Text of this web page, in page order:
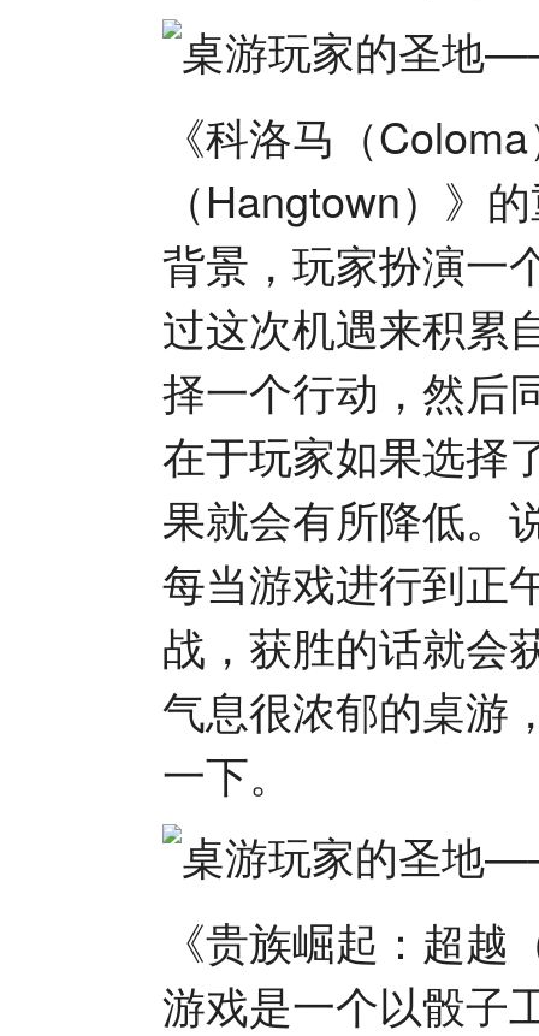
《科洛马（
（Hangtown）》
背景，玩家扮演一
过这次机遇来积累
择一个行动，然后
在于玩家如果选择
果就会有所降低。
每当游戏进行到正
战，获胜的话就会
气息很浓郁的桌游
一下。
《贵族崛起：超
游戏是一个以骰子